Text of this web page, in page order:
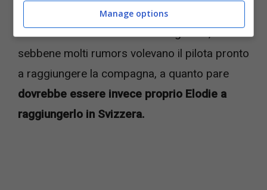
Iannone vive nella sua villa di Lugano e,
sebbene molti rumors volevano il pilota pronto
a raggiungere la compagna, a quanto pare
dovrebbe essere invece proprio Elodie a
raggiungerlo in Svizzera.
Manage options